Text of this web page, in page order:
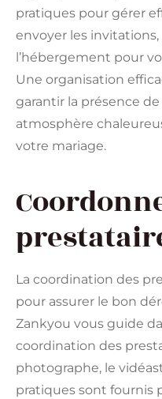
pratiques pour gérer
envoyer les
l’hébergement pour
Une organisation
garantir la présence
atmosphère
votre mariage.
La coordination des
pour assurer le bon
Zankyou vous guide
coordination des
photographe, le
pratiques sont fournis